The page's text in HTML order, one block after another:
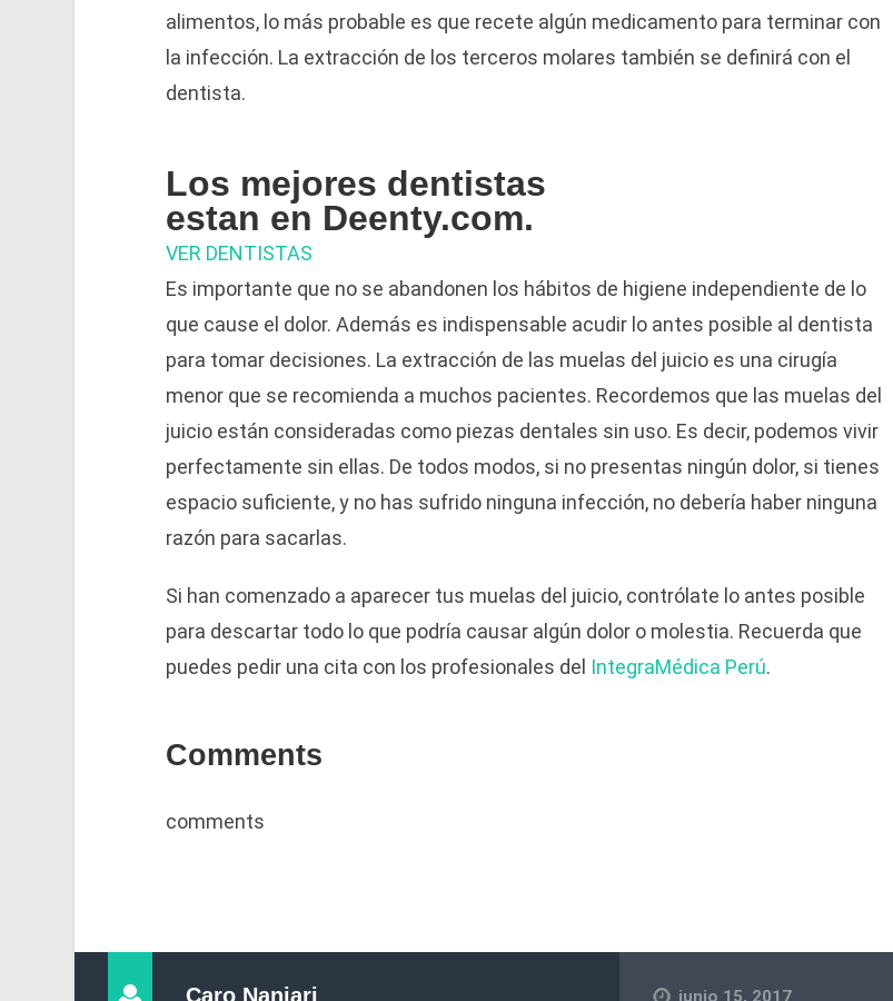
alimentos, lo más probable es que recete algún medicamento para terminar con
la infección. La extracción de los terceros molares también se definirá con el
dentista.
Los mejores dentistas
estan en Deenty.com.
VER DENTISTAS
Es importante que no se abandonen los hábitos de higiene independiente de lo
que cause el dolor. Además es indispensable acudir lo antes posible al dentista
para tomar decisiones. La extracción de las muelas del juicio es una cirugía
menor que se recomienda a muchos pacientes. Recordemos que las muelas del
juicio están consideradas como piezas dentales sin uso. Es decir, podemos vivir
perfectamente sin ellas. De todos modos, si no presentas ningún dolor, si tienes
espacio suficiente, y no has sufrido ninguna infección, no debería haber ninguna
razón para sacarlas.
Si han comenzado a aparecer tus muelas del juicio, contrólate lo antes posible
para descartar todo lo que podría causar algún dolor o molestia. Recuerda que
puedes pedir una cita con los profesionales del IntegraMédica Perú.
Comments
comments
Caro Nanjari junio 15, 2017